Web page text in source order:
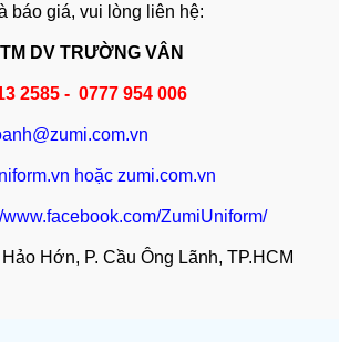
báo giá, vui lòng liên hệ:
DV TRƯỜNG VÂN
2585 - 0777 954 006
hoặc zumi.com.vn
www.facebook.com/ZumiUniform/
Hớn, P. Cầu Ông Lãnh, TP.HCM